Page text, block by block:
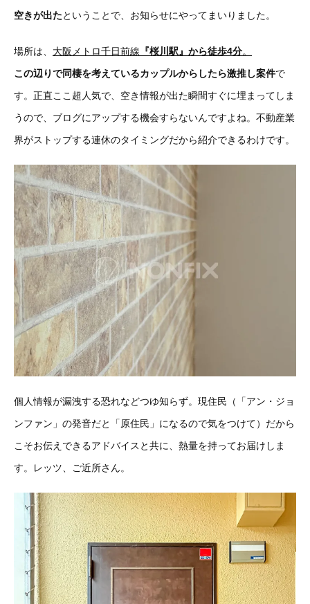
空きが出たということで、お知らせにやってまいりました。
場所は、 大阪メトロ千日前線 『桜川駅』から徒歩4分。
この辺りで同棲を考えているカップルからしたら激推し案件で
す。正直ここ超人気で、空き情報が出た瞬間すぐに埋まってしま
うので、ブログにアップする機会すらないんですよね。不動産業
界がストップする連休のタイミングだから紹介できるわけです。
個人情報が漏洩する恐れなどつゆ知らず。現住民（「アン・ジョ
ンファン」の発音だと「原住民」になるので気をつけて）だから
こそお伝えできるアドバイスと共に、熱量を持ってお届けしま
す。レッツ、ご近所さん。